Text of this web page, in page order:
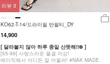
KO62-T-14/드라이필 반팔티_DY
14,900
[ 달라붙지 않아 하루 종일 산뜻해!!❄️ ]
[55-99] 사랑스러운 물결 마감!
베이직해서 어디든 잘 어울려! #NAK MADE.
리뷰 3